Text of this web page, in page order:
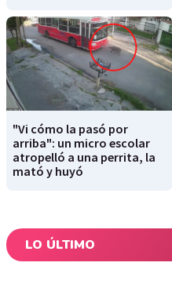
"Vi cómo la pasó por
arriba": un micro escolar
atropelló a una perrita, la
mató y huyó
LO ÚLTIMO